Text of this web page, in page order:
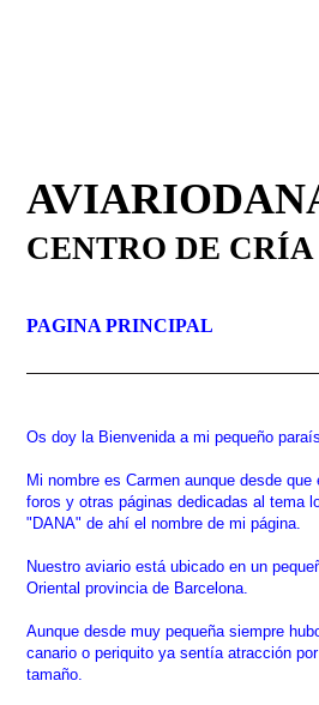
CENTRO DE CRÍA
PAGINA PRINCIPAL
Os doy la Bienvenida a mi pequeño
Mi nombre es Carmen aunque desde
foros y otras páginas dedicadas al tema
"DANA" de ahí el nombre de mi página.
Nuestro aviario está ubicado en un
Oriental provincia de Barcelona.
Aunque desde muy pequeña siempre
canario o periquito ya sentía atracción
tamaño.